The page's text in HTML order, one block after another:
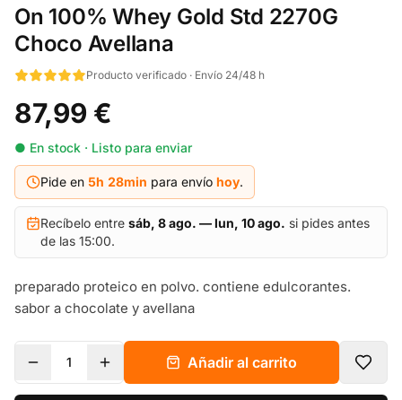
On 100% Whey Gold Std 2270G
Choco Avellana
Producto verificado · Envío 24/48 h
87,99 €
● En stock · Listo para enviar
Pide en 5h 28min para envío hoy.
Recíbelo entre sáb, 8 ago. — lun, 10 ago. si pides antes
de las 15:00.
preparado proteico en polvo. contiene edulcorantes.
sabor a chocolate y avellana
1 Añadir al carrito